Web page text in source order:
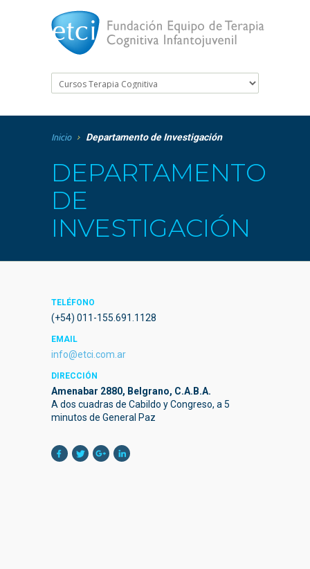
Inicio Departamento de Investigación
DEPARTAMENTO
DE
INVESTIGACIÓN
TELÉFONO
(+54) 011-155.691.1128
EMAIL
info@etci.com.ar
DIRECCIÓN
Amenabar 2880, Belgrano, C.A.B.A.
A dos cuadras de Cabildo y Congreso, a 5
minutos de General Paz